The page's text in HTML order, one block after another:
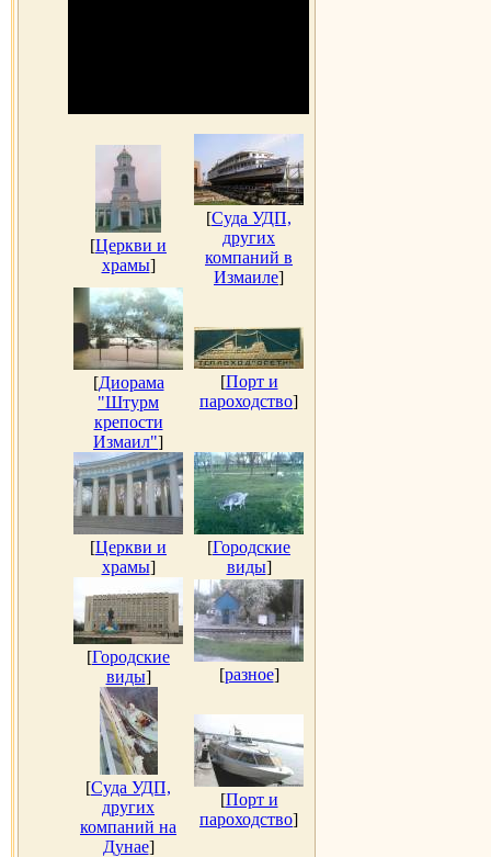
[Церкви и
храмы]
[Суда УДП,
других
компаний в
Измаиле]
[Диорама
"Штурм
крепости
Измаил"]
[Порт и
пароходство]
[Церкви и
храмы]
[Городские
виды]
[Городские
виды] [разное]
[Суда УДП,
других
компаний на
Дунае]
[Порт и
пароходство]